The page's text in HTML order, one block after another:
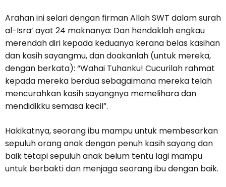
Arahan iniselari dengan firman Allah SWT dalam surah
al-Isra’ ayat 24 maknanya: Dan hendaklah engkau
merendah diri kepada keduanya kerana belas kasihan
dan kasih sayangmu, dan doakanlah (untuk mereka,
dengan berkata): “Wahai Tuhanku! Cucurilah rahmat
kepada mereka berdua sebagaimana mereka telah
mencurahkan kasih sayangnya memelihara dan
mendidikku semasa kecil”.
Hakikatnya, seorang ibu mampu untuk membesarkan
sepuluh orang anak dengan penuh kasih sayang dan
baik tetapi sepuluh anak belum tentu lagi mampu
untuk berbakti dan menjaga seorang ibu dengan baik.